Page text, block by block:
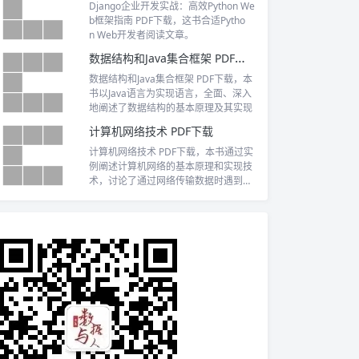
Django企业开发实战：高效Python We
b框架指南 PDF下载，这书合适Pytho
n Web开发者阅读文章。
数据结构和Java集合框架 PDF下载
数据结构和Java集合框架 PDF下载，本
书以Java语言为实现语言，全面、深入
地阐述了数据结构的基本原理及其实现
计算机网络技术 PDF下载
计算机网络技术 PDF下载，本书通过实
例阐述计算机网络的基本原理和实现技
术，讨论了通过网络传输数据时遇到的
点和网络配置参数，结合实际情况，使
用大量实例加以说明。